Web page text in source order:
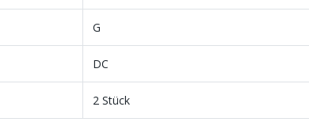
G
DC
2 Stück